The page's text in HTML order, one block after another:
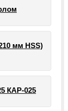
мм HSS)
КАР-025